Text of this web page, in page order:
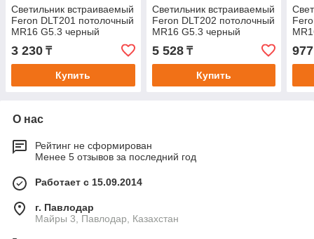
Светильник встраиваемый
Feron DLT201 потолочный
MR16 G5.3 черный
3 230 ₸
Купить
Светильник встраиваемый
Feron DLT202 потолочный
MR16 G5.3 черный
5 528₸
Купить
977
О нас
Рейтинг не сформирован
Менее 5 отзывов за последний год
Работает с 15.09.2014
г. Павлодар
Майры 3, Павлодар, Казахстан